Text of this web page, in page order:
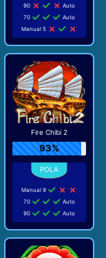
90
Auto
70
Auto
Manual 5
Fire Chibi 2
93%
Manual 9
70
Auto
90
Auto